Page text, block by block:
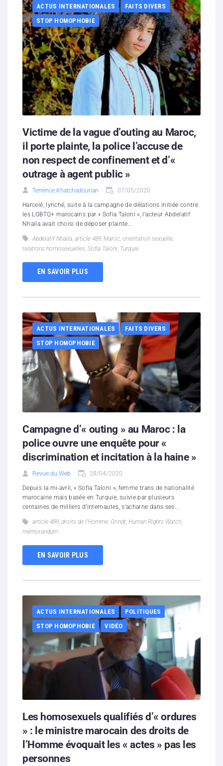
ACTUS INTERNATIONALES
FAITS DIVERS
STOP HOMOPHOBIE
Victime de la vague d’outing au Maroc,
il porte plainte, la police l’accuse de
non respect de confinement et d’«
outrage à agent public »
Terrence Khatchadourian 07/05/2020
Harcelé, lynché, suite à la campagne de délations initiée contre
les LGBTQ+ marocains par « Sofia Taloni », l'acteur Abdelatif
Nhaila avait choisi de déposer plainte...
Abdelatif Nhaila, article 489, Maroc, orientation sexuelle,
relations homosexuelles, Sofia Taloni, Turquie
EN SAVOIR PLUS
ACTUS INTERNATIONALES
FAITS DIVERS
STOP HOMOPHOBIE
Campagne d’« outing » au Maroc : la
police ouvre une enquête pour «
discrimination et incitation à la haine »
Revue du Web 28/04/2020
Depuis la mi-avril, « Sofia Taloni », femme trans de nationalité
marocaine mais basée en Turquie, suivie par plusieurs
centaines de milliers d’internautes, s’acharne dans ses...
article 489, droits de l’Homme, Grindr, Human Rights Watch,
mémorandum
EN SAVOIR PLUS
ACTUS INTERNATIONALES
POLITIQUES
STOP HOMOPHOBIE
VIDÉO
Les homosexuels qualifiés d’« ordures
» : le ministre marocain des droits de
l’Homme évoquait les « actes » pas les
personnes